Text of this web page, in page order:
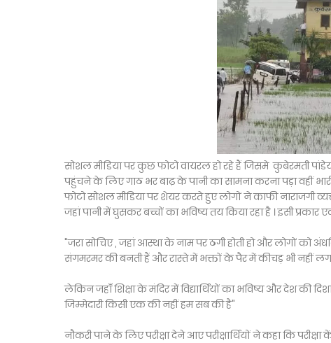
सोशल मीडिया पर कुछ फोटो वायरल हो रहे हैं जिसमे कुबेरमती पांडेय
पहुंचने के लिए गाठ भर बाढ़ के पानी का सामना करना पड़ा
फोटो सोशल मीडिया पर शेयर करते हुए लोगों ने काफी नाराजगी
जहां पानी में घुसकर बच्चों का भविष्य तय किया रहा है । इसी प्रकार
"जरा सोचिए , जहां आस्था के नाम पर ठगी होती हो और लोगों को
संगमरमर की बनती हैं और रास्ते में भक्तों के पैर में कीचड़ भी नहीं
लेकिन जहाँ शिक्षा के मंदिर में विद्यार्थियों का भविष्य और देश की
जिम्मेदारी किसी एक की नहीं हम सब की है"
नौकरी पाने के लिए परीक्षा देने आए परीक्षार्थियों ने कहा कि